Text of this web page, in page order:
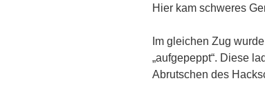
Hier kam schweres
Im gleichen Zug
„aufgepeppt“. Diese
Abrutschen des